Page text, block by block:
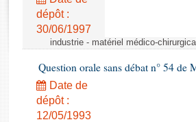
Rapports d'enquête
Rapports législatifs
Dossiers législatifs
Budget et sécurité sociale
dépôt :
30/06/1997
industrie - matériel médico-
Question orale sans débat n° 54 de
Date de
dépôt :
12/05/1993